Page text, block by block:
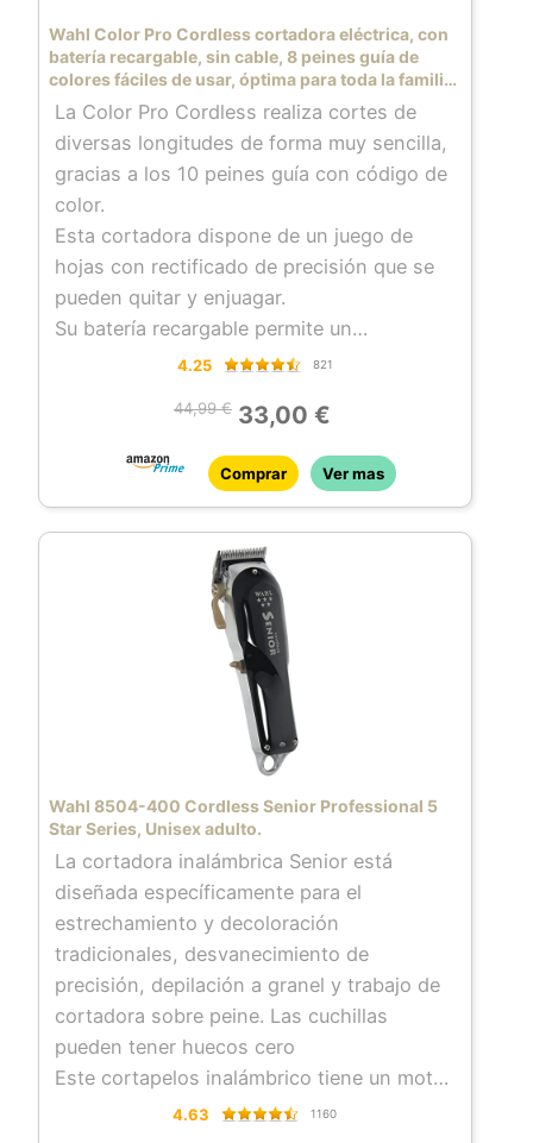
Wahl Color Pro Cordless cortadora eléctrica, con
batería recargable, sin cable, 8 peines guía de
colores fáciles de usar, óptima para toda la familia
y para el cabello de los niños, cuchilla lavable
La Color Pro Cordless realiza cortes de
diversas longitudes de forma muy sencilla,
gracias a los 10 peines guía con código de
color.
Esta cortadora dispone de un juego de
hojas con rectificado de precisión que se
pueden quitar y enjuagar.
Su batería recargable permite un
funcionamiento continuo durante 60
La Color Pro Cordless está ahora
disponible en una versión Combo que
cuenta con una minicortadora con batería.
4.25 821
44,99 € 33,00 €
Comprar Ver mas
Wahl 8504-400 Cordless Senior Professional 5
Star Series, Unisex adulto.
La cortadora inalámbrica Senior está
diseñada específicamente para el
estrechamiento y decoloración
tradicionales, desvanecimiento de
precisión, depilación a granel y trabajo de
cortadora sobre peine. Las cuchillas
pueden tener huecos cero
Este cortapelos inalámbrico tiene un motor
de alta potencia y está diseñado para crear
4.63 1160